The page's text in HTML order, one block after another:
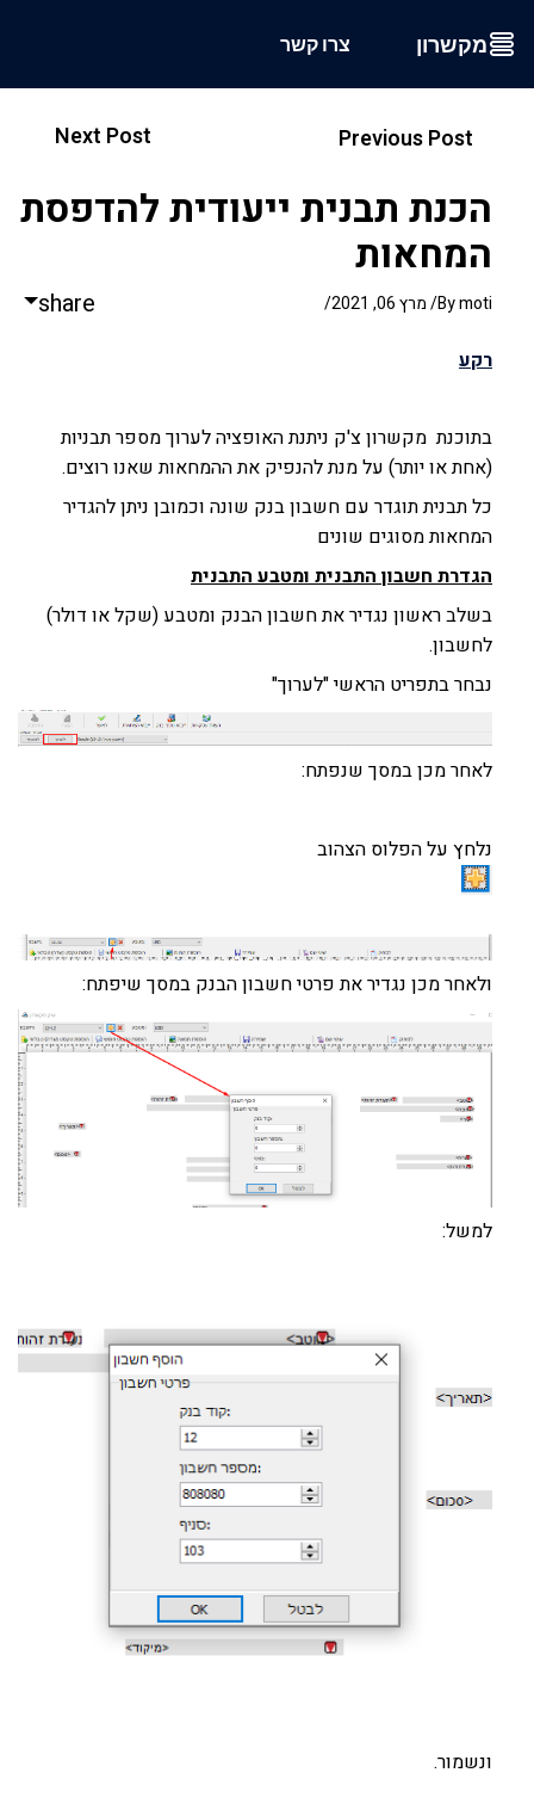
מקשרון צרו קשר
Previous Post
Next Post
הכנת תבנית ייעודית להדפסת
המחאות
Bymoti / מרץ 06, 2021 /
share
רקע
בתוכנת מקשרון צ'ק ניתנת האופציה לערוך מספר תבניות
(אחת או יותר) על מנת להנפיק את ההמחאות שאנו רוצים.
כל תבנית תוגדר עם חשבון בנק שונה וכמובן ניתן להגדיר
המחאות מסוגים שונים
הגדרת חשבון התבנית ומטבע התבנית
בשלב ראשון נגדיר את חשבון הבנק ומטבע (שקל או דולר)
לחשבון.
נבחר בתפריט הראשי "לערוך"
לאחר מכן במסך שנפתח:
נלחץ על הפלוס הצהוב
ולאחר מכן נגדיר את פרטי חשבון הבנק במסך שיפתח:
למשל:
ונשמור.